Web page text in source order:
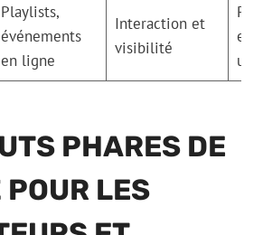
Playlists,
événements
en ligne
Interaction et
visibilité
et
PHARES DE
LES